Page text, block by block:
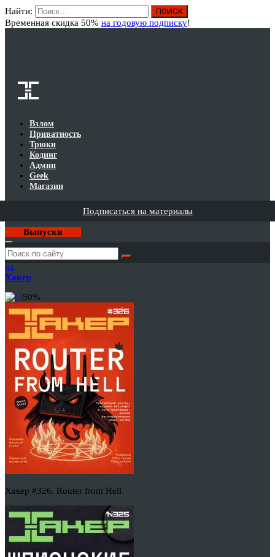
Найти:
Временная скидка 50% на годовую подписку!
Взлом
Приватность
Трюки
Кодинг
Админ
Geek
Магазин
Подписаться на материалы
Выпуски
Годовая
подписка
на
Хакер
-50%
Хакер #326. Router from Hell